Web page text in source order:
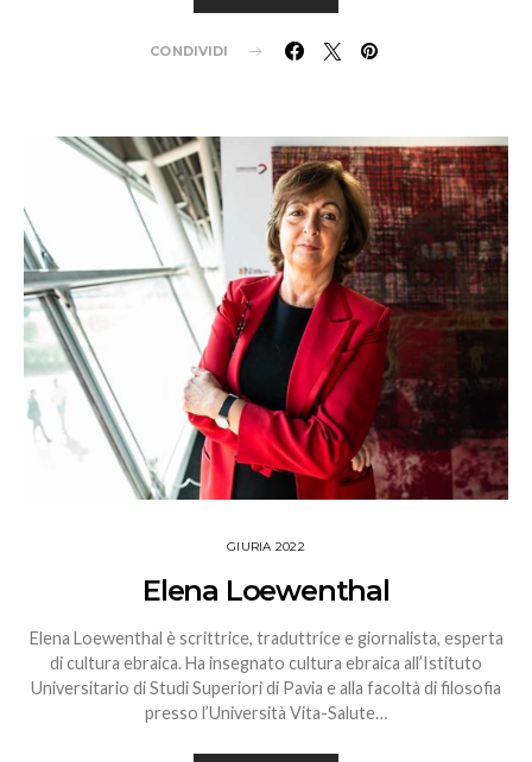
CONDIVIDI
GIURIA 2022
Elena Loewenthal
Elena Loewenthal è scrittrice, traduttrice e giornalista, esperta
di cultura ebraica. Ha insegnato cultura ebraica all’Istituto
Universitario di Studi Superiori di Pavia e alla facoltà di filosofia
presso l’Università Vita-Salute…